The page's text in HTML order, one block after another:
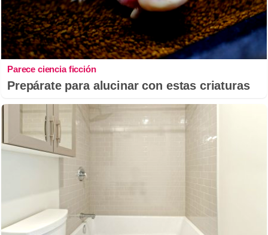
Parece ciencia ficción
Prepárate para alucinar con estas criaturas